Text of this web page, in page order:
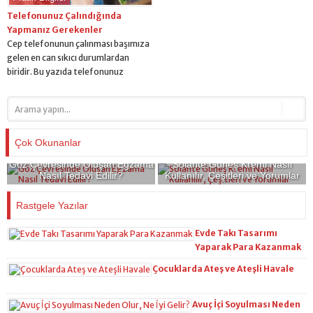
mekanı...
Telefonunuz Çalındığında
Yapmanız Gerekenler
Cep telefonunun çalınması başımıza
gelen en can sıkıcı durumlardan
biridir. Bu yazıda telefonunuz
üzerinde durmaya çalışacağınız. Tabi
bunlar için önce telefonunuzun
çalındığından emin olmalısınız. Cep
Telefonunuz Çalındığında Almanız
Gereken Önlemler Cep telefonunuz
çalındığında paniğe kapılmadan
yazımızın devamındaki önlemleri
çalındığından eminseniz, öncelikli
yapmanız gereken BTK’nın ihbar
merkezi numarasını...
Çok Okunanlar
Göz Çevresinde Oluşan Egzama
Nasıl Tedavi Edilir?
Solante Güneş Kremi Nasıl
Kullanılır, Çeşitleri ve Yorumlar
Rastgele Yazılar
Evde Takı Tasarımı
Yaparak Para Kazanmak
Çocuklarda Ateş ve Ateşli Havale
Avuç İçi Soyulması Neden